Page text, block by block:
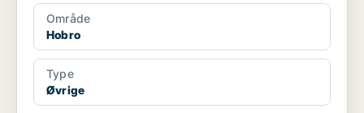
Område
Hobro
Type
Øvrige